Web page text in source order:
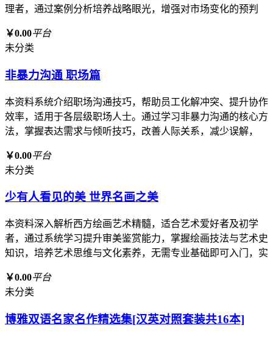
理者，通过案例分析培养战略眼光，增强对市场变化的预判
￥0.00平台
未分类
非暴力沟通 职场篇
本资料系统介绍职场沟通技巧，帮助员工化解冲突、提升协作
效率，适用于各层级职场人士。通过学习非暴力沟通的核心方
法，掌握表达需求与倾听技巧，改善人际关系，减少误解，
￥0.00平台
未分类
少有人看见的美 世界名画之美
本资料深入解析西方绘画艺术精髓，适合艺术爱好者及初学
者，通过系统学习提升审美鉴赏能力，掌握绘画技法与艺术史
知识，培养艺术思维与文化素养，无需专业基础即可入门，实
￥0.00平台
未分类
博雅双语名家名作精选集[汉英对照套装共16本]